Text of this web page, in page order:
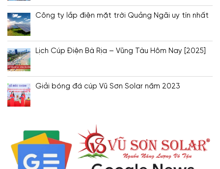
Công ty lắp điện mặt trời Quảng Ngãi uy tín nhất
Lịch Cúp Điện Bà Rịa – Vũng Tàu Hôm Nay [2025]
Giải bóng đá cúp Vũ Sơn Solar năm 2023